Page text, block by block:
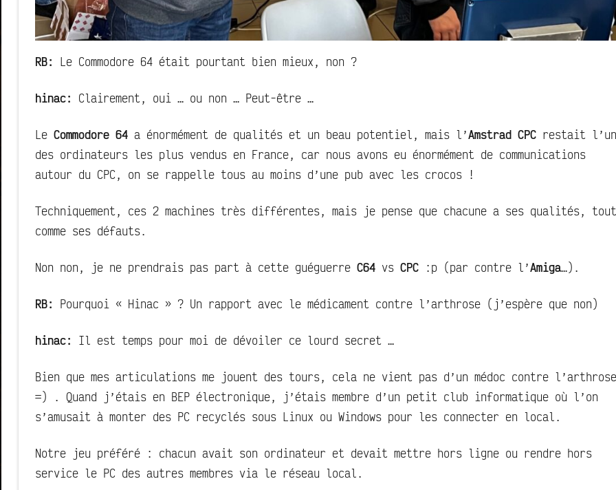
RB: Le Commodore 64 était pourtant bien mieux, non ?
hinac: Clairement, oui … ou non … Peut-être …
Le Commodore 64 a énormément de qualités et un beau potentiel, mais l’Amstrad CPC restait l’un
des ordinateurs les plus vendus en France, car nous avons eu énormément de communications
autour du CPC, on se rappelle tous au moins d’une pub avec les crocos !
Techniquement, ces 2 machines très différentes, mais je pense que chacune a ses qualités, tout
comme ses défauts.
Non non, je ne prendrais pas part à cette guéguerre C64 vs CPC :p (par contre l’Amiga…).
RB: Pourquoi « Hinac » ? Un rapport avec le médicament contre l’arthrose (j’espère que non)
hinac: Il est temps pour moi de dévoiler ce lourd secret …
Bien que mes articulations me jouent des tours, cela ne vient pas d’un médoc contre l’arthrose
=) . Quand j’étais en BEP électronique, j’étais membre d’un petit club informatique où l’on
s’amusait à monter des PC recyclés sous Linux ou Windows pour les connecter en local.
Notre jeu préféré : chacun avait son ordinateur et devait mettre hors ligne ou rendre hors
service le PC des autres membres via le réseau local.